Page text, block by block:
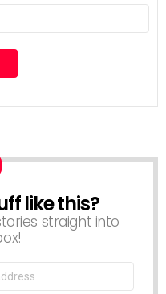
like this?
straight into